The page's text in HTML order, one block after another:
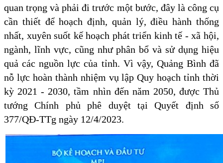
quan trọng và phải đi trước một bước, đây là công cụ
cần thiết để hoạch định, quản lý, điều hành thống
nhất, xuyên suốt kế hoạch phát triển kinh tế - xã hội,
ngành, lĩnh vực, cũng như phân bổ và sử dụng hiệu
quả các nguồn lực của tỉnh. Vì vậy, Quảng Bình đã
nỗ lực hoàn thành nhiệm vụ lập Quy hoạch tỉnh thời
kỳ 2021 - 2030, tầm nhìn đến năm 2050, được Thủ
tướng Chính phủ phê duyệt tại Quyết định số
377/QĐ-TTg ngày 12/4/2023.